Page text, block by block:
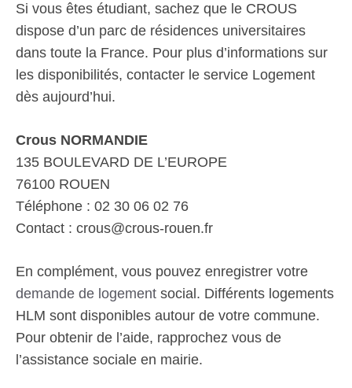
Si vous êtes étudiant, sachez que le CROUS
dispose d’un parc de résidences universitaires
dans toute la France. Pour plus d’informations sur
les disponibilités, contacter le service Logement
dès aujourd’hui.
Crous NORMANDIE
135 BOULEVARD DE L’EUROPE
76100 ROUEN
Téléphone : 02 30 06 02 76
Contact : crous@crous-rouen.fr
En complément, vous pouvez enregistrer votre
demande de logement social. Différents logements
HLM sont disponibles autour de votre commune.
Pour obtenir de l’aide, rapprochez vous de
l’assistance sociale en mairie.